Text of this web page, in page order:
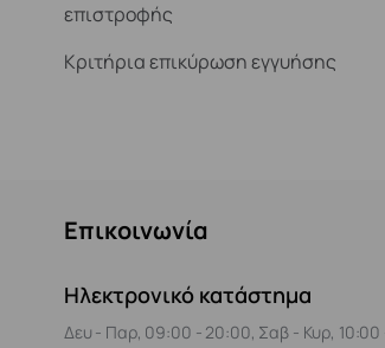
επιστροφής
Κριτήρια επικύρωση εγγυήσης
Επικοινωνία
Ηλεκτρονικό κατάστημα
Δευ - Παρ, 09:00 - 20:00, Σαβ - Κυρ, 10:00